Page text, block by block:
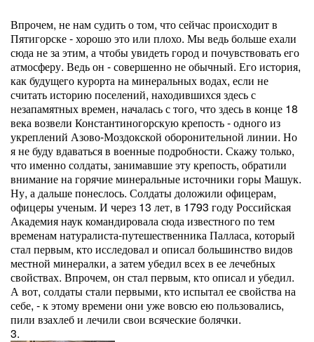
Впрочем, не нам судить о том, что сейчас происходит в
Пятигорске - хорошо это или плохо. Мы ведь больше ехали
сюда не за этим, а чтобы увидеть город и почувствовать его
атмосферу. Ведь он - совершенно не обычный. Его история,
как будущего курорта на минеральных водах, если не
считать историю поселений, находившихся здесь с
незапамятных времен, началась с того, что здесь в конце 18
века возвели Константиногорскую крепость - одного из
укреплений Азово-Моздокской оборонительной линии. Но
я не буду вдаваться в военные подробности. Скажу только,
что именно солдаты, занимавшие эту крепость, обратили
внимание на горячие минеральные источники горы Машук.
Ну, а дальше понеслось. Солдаты доложили офицерам,
офицеры ученым. И через 13 лет, в 1793 году Российская
Академия наук командировала сюда известного по тем
временам натуралиста-путешественника Палласа, который
стал первым, кто исследовал и описал большинство видов
местной минералки, а затем убедил всех в ее лечебных
свойствах. Впрочем, он стал первым, кто описал и убедил.
А вот, солдаты стали первыми, кто испытал ее свойства на
себе, - к этому времени они уже вовсю ею пользовались,
пили взахлеб и лечили свои всяческие болячки.
3.